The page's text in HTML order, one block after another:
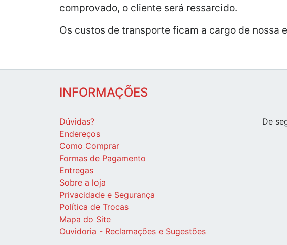
comprovado, o cliente será ressarcido.
Os custos de transporte ficam a cargo de
INFORMAÇÕES
Dúvidas?
Endereços
Como Comprar
Formas de Pagamento
Entregas
Sobre a loja
Privacidade e Segurança
Política de Trocas
Mapa do Site
Ouvidoria - Reclamações e Sugestões
De